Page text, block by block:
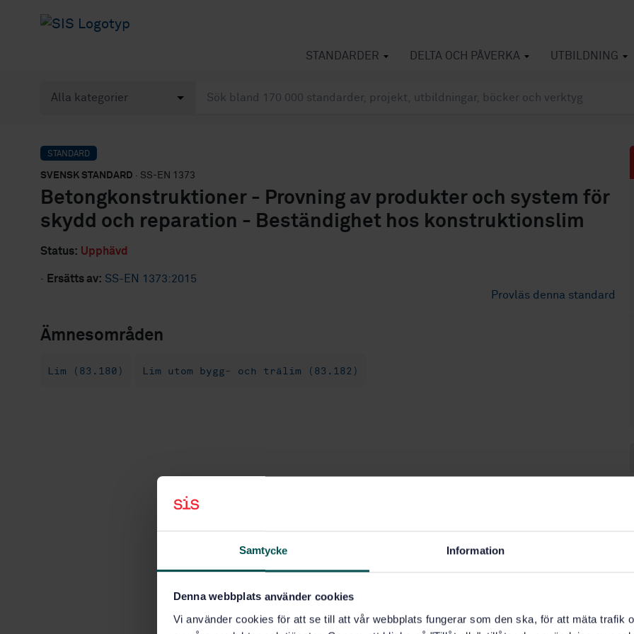
Samtycke Information
Denna webbplats använder cookies
Vi använder cookies för att se till att vår webbplats fungerar som den ska, för att mäta trafik
STANDARDER DELTA OCH PÅVERKA UTBILDNING
STANDARD
SVENSK STANDARD · SS-EN 1373
Betongkonstruktioner - Provning av produkter och system för
skydd och reparation - Beständighet hos konstruktionslim
Status: Upphävd
· Ersätts av: SS-EN 1373:2015
Provläs denna standard
Ämnesområden
Lim (83.180) Lim utom bygg- och trälim (83.182)